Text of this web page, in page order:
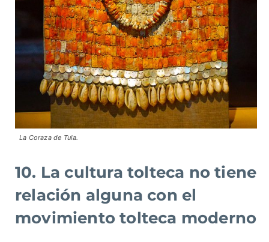
La Coraza de Tula.
10. La cultura tolteca no tiene
relación alguna con el
movimiento tolteca moderno